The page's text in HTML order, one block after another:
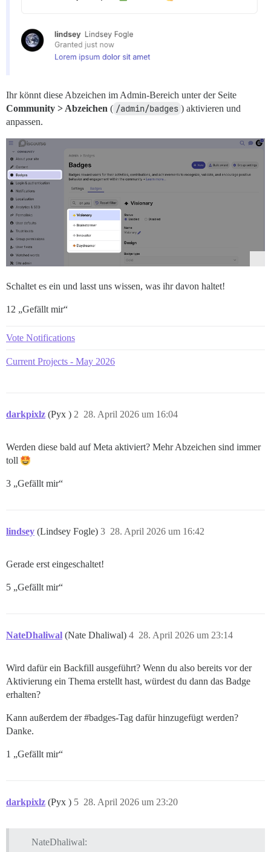
Ihr könnt diese Abzeichen im Admin-Bereich unter der Seite
Community > Abzeichen ( /admin/badges ) aktivieren und
anpassen.
Schaltet es ein und lasst uns wissen, was ihr davon haltet!
12 „Gefällt mir“
Vote Notifications
Current Projects - May 2026
darkpixlz (Pyx ) 28. April 2026 um 16:04
2
Werden diese bald auf Meta aktiviert? Mehr Abzeichen sind immer
toll
3 „Gefällt mir“
lindsey (Lindsey Fogle) 28. April 2026 um 16:42
3
Gerade erst eingeschaltet!
5 „Gefällt mir“
NateDhaliwal (Nate Dhaliwal) 28. April 2026 um 23:14
4
Wird dafür ein Backfill ausgeführt? Wenn du also bereits vor der
Aktivierung ein Thema erstellt hast, würdest du dann das Badge
erhalten?
Kann außerdem der#badges-Tag dafür hinzugefügt werden?
Danke.
1 „Gefällt mir“
darkpixlz (Pyx ) 28. April 2026 um 23:20
5
NateDhaliwal: